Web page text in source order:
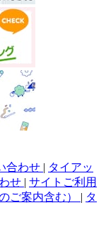
合わせ | タイアッ
せ | サイトご利用
ご案内含む） | タ